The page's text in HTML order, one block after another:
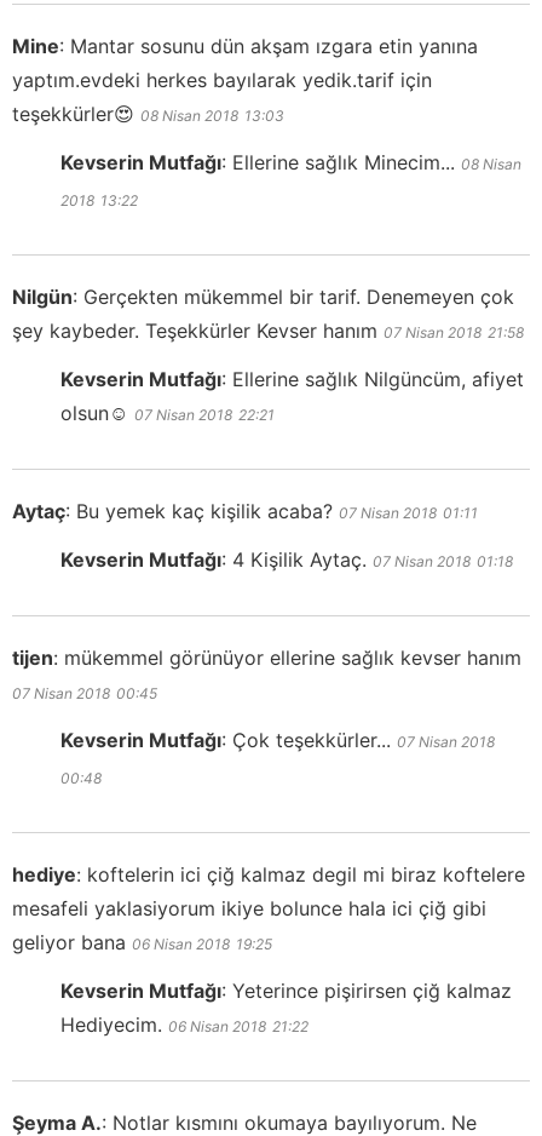
Mine: Mantar sosunu dün akşam ızgara etin yanına
yaptım.evdeki herkes bayılarak yedik.tarif için
teşekkürler😍 08 Nisan 2018 13:03
Kevserin Mutfağı: Ellerine sağlık Minecim... 08 Nisan
2018 13:22
Nilgün: Gerçekten mükemmel bir tarif. Denemeyen çok
şey kaybeder. Teşekkürler Kevser hanım 07 Nisan 2018 21:58
Kevserin Mutfağı: Ellerine sağlık Nilgüncüm, afiyet
olsun☺️ 07 Nisan 2018 22:21
Aytaç: Bu yemek kaç kişilik acaba? 07 Nisan 2018 01:11
Kevserin Mutfağı: 4 Kişilik Aytaç. 07 Nisan 2018 01:18
tijen: mükemmel görünüyor ellerine sağlık kevser hanım
07 Nisan 2018 00:45
Kevserin Mutfağı: Çok teşekkürler... 07 Nisan 2018
00:48
hediye: koftelerin ici çiğ kalmaz degil mi biraz koftelere
mesafeli yaklasiyorum ikiye bolunce hala ici çiğ gibi
geliyor bana 06 Nisan 2018 19:25
Kevserin Mutfağı: Yeterince pişirirsen çiğ kalmaz
Hediyecim. 06 Nisan 2018 21:22
Şeyma A.: Notlar kısmını okumaya bayılıyorum. Ne